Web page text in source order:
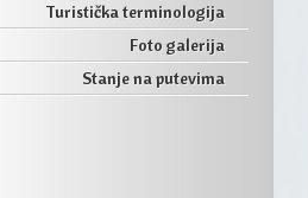
Turistička terminologija
Foto galerija
Stanje na putevima